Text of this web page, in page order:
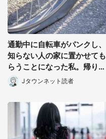
通勤中に自転車がパンクし、
知らない人の家に置かせても
らうことになった私。帰りに
取りに行くと、なんと...(東京
都・40代女性)
Jタウンネット読者